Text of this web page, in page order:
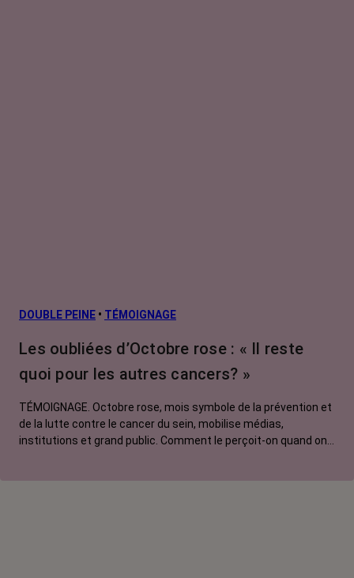
DOUBLE PEINE • TÉMOIGNAGE
Les oubliées d’Octobre rose : « Il reste
quoi pour les autres cancers? »
TÉMOIGNAGE. Octobre rose, mois symbole de la prévention et
de la lutte contre le cancer du sein, mobilise médias,
institutions et grand public. Comment le perçoit-on quand on